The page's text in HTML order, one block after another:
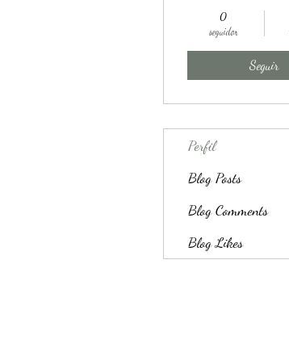
0
seguidor
Seguir
Perfil
Blog Posts
Blog Comments
Blog Likes